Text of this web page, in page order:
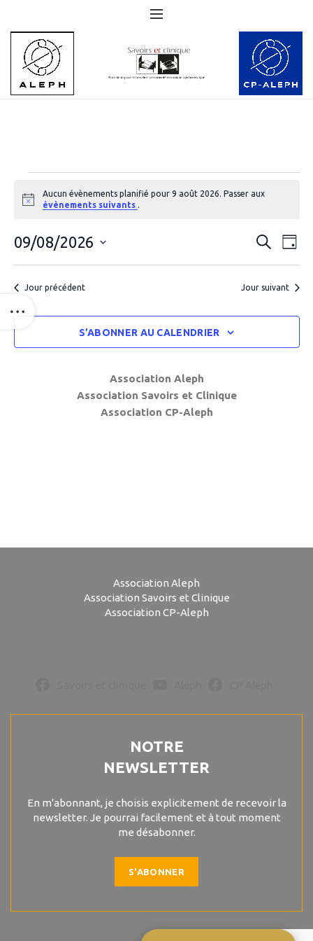
Évènements
for
9
août
2026
Notice
Aucun évènements planifié pour 9 août 2026. Passer aux
évènements suivants .
et
de
de
09/08/2026
date.Jour précédent Jour suivant
S’ABONNER AU CALENDRIER
Association Aleph
Association Savoirs et Clinique
Association CP-Aleph
Association Aleph
Association Savoirs et Clinique
Association CP-Aleph
NOTRE
NEWSLETTER
En m'abonnant, je choisis explicitement de recevoir la
newsletter. Je pourrai facilement et à tout moment
me désabonner.
S'ABONNER